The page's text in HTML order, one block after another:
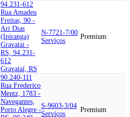
94.231-612
Rua Amadeu
Freitas, 90 -
Ari Dias
(Ipiranga)
Gravatai -
RS, 94.231-
612
Gravataí, RS
N-7721-7/00
Serviços
Premium
90.240-111
Rua Frederico
Mentz, 1783 -
Navegantes,
Porto Alegre -
S-9603-3/04
Serviços
Premium